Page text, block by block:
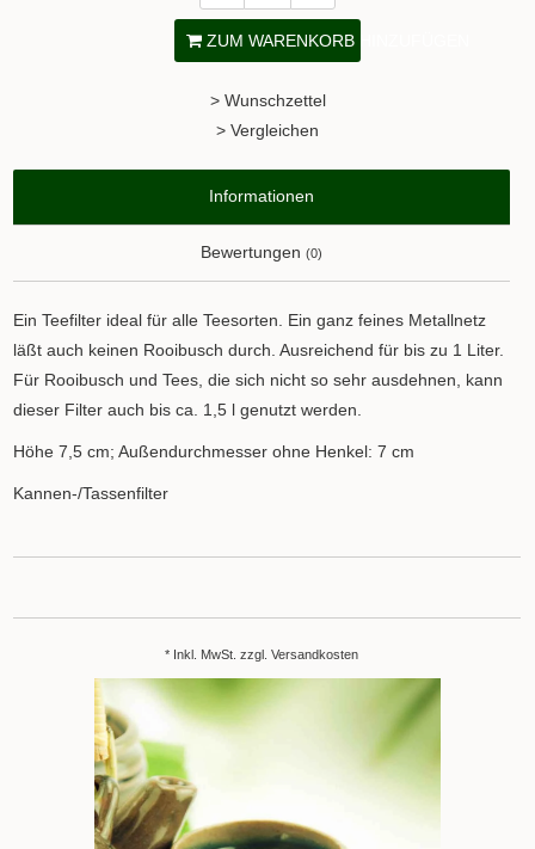
ZUM WARENKORB HINZUFÜGEN
> Wunschzettel
> Vergleichen
Informationen
Bewertungen (0)
Ein Teefilter ideal für alle Teesorten. Ein ganz feines Metallnetz
läßt auch keinen Rooibusch durch. Ausreichend für bis zu 1 Liter.
Für Rooibusch und Tees, die sich nicht so sehr ausdehnen, kann
dieser Filter auch bis ca. 1,5 l genutzt werden.
Höhe 7,5 cm; Außendurchmesser ohne Henkel: 7 cm
Kannen-/Tassenfilter
* Inkl. MwSt. zzgl. Versandkosten